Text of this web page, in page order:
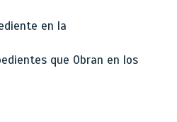
en la
que Obran en los